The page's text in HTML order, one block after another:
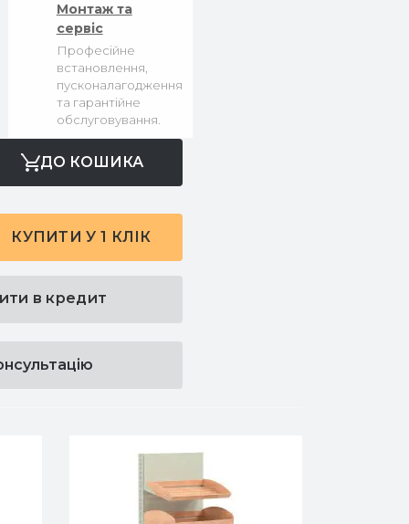
Монтаж та
сервіс
Професійне
встановлення,
пусконалагодження
та гарантійне
обслуговування.
ДО КОШИКА
КУПИТИ У 1 КЛІК
в кредит